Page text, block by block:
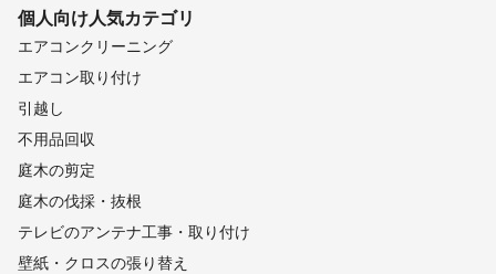
個人向け人気カテゴリ
エアコンクリーニング
エアコン取り付け
引越し
不用品回収
庭木の剪定
庭木の伐採・抜根
テレビのアンテナ工事・取り付け
壁紙・クロスの張り替え